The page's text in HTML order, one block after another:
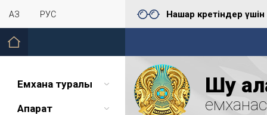
ҚАЗ РУС Нашар көретіндер үшін
Емхана туралы
Ақпарат
Шу